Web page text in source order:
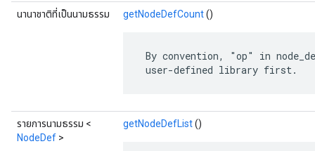
นานาชาติที่เป็นนามธรรม getNodeDefCount()
By convention, "op" in
user-defined library first.
รายการนามธรรม <
NodeDef >
getNodeDefList()